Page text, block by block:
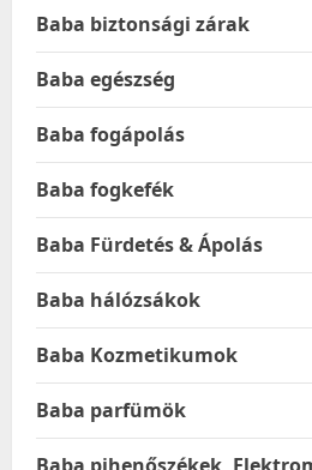
Baba biztonsági zárak
Baba egészség
Baba fogápolás
Baba fogkefék
Baba Fürdetés & Ápolás
Baba hálózsákok
Baba Kozmetikumok
Baba parfümök